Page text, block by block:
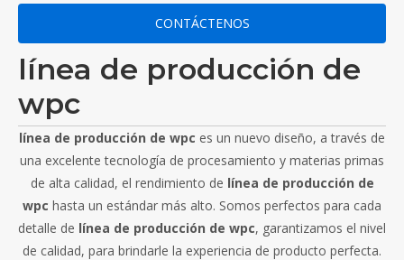
CONTÁCTENOS
línea de producción de
wpc
línea de producción de wpc es un nuevo diseño, a través de
una excelente tecnología de procesamiento y materias primas
de alta calidad, el rendimiento de línea de producción de
wpc hasta un estándar más alto. Somos perfectos para cada
detalle de línea de producción de wpc, garantizamos el nivel
de calidad, para brindarle la experiencia de producto perfecta.